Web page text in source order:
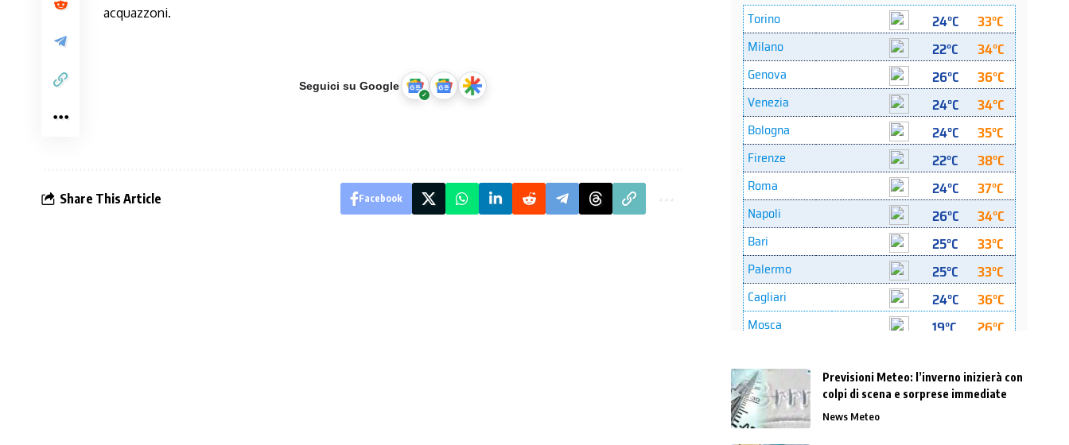
acquazzoni.
Seguici su Google
Share This Article Facebook
Previsioni Meteo: l’inverno inizierà con
colpi di scena e sorprese immediate
News Meteo